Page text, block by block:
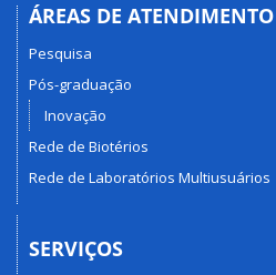
ÁREAS DE ATENDIMENTO
Pesquisa
Pós-graduação
Inovação
Rede de Biotérios
Rede de Laboratórios Multiusuários
SERVIÇOS